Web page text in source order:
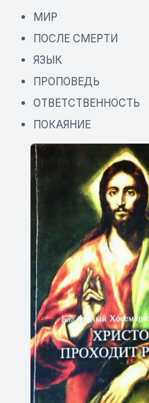
МИР
ПОСЛЕ СМЕРТИ
ЯЗЫК
ПРОПОВЕДЬ
ОТВЕТСТВЕННОСТЬ
ПОКАЯНИЕ